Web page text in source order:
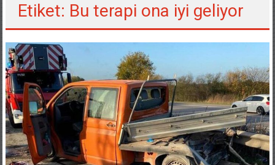
Etiket: Bu terapi ona iyi geliyor